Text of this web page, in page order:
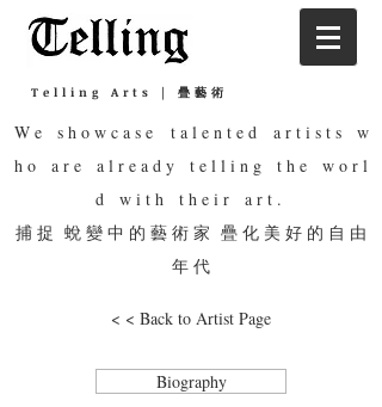
Telling Arts | 疊藝術
W e s h o w c a s e t a l e n t e d a r t i s t s w
h o a r e a l r e a d y t e l l i n g t h e w o r l
d w i t h t h e i r a r t .
捕 捉 蛻 變 中 的 藝 術 家 疊 化 美 好 的 自 由
年 代
< < Back to Artist Page
Biography